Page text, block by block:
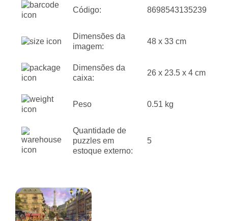
Código: 8698543135239
Dimensões da
imagem:
48 x 33 cm
Dimensões da
caixa:
26 x 23.5 x 4 cm
Peso 0.51 kg
Quantidade de
puzzles em
estoque externo:
5